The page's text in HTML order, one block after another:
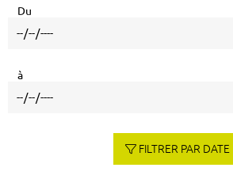
Du
à
FILTRER PAR DATE